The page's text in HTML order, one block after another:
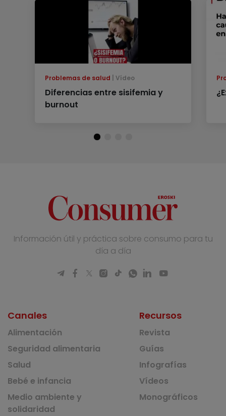
Problemas de salud Vídeo
Diferencias entre sisifemia y
burnout
Información útil y práctica sobre consumo para tu
día a día
Canales
Alimentación
Seguridad alimentaria
Salud
Bebé e infancia
Medio ambiente y
solidaridad
Recursos
Revista
Guías
Infografías
Vídeos
Monográficos